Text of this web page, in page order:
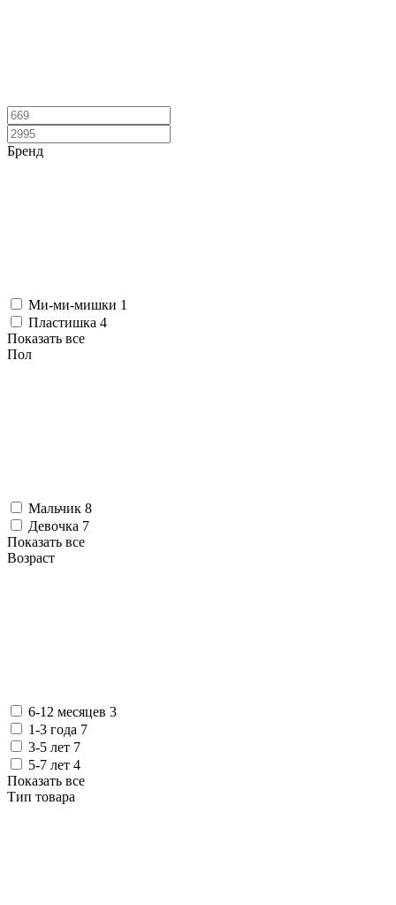
Бренд
Ми-ми-мишки 1
Пластишка 4
Показать все
Пол
Мальчик 8
Девочка 7
Показать все
Возраст
6-12 месяцев 3
1-3 года 7
3-5 лет 7
5-7 лет 4
Показать все
Тип товара